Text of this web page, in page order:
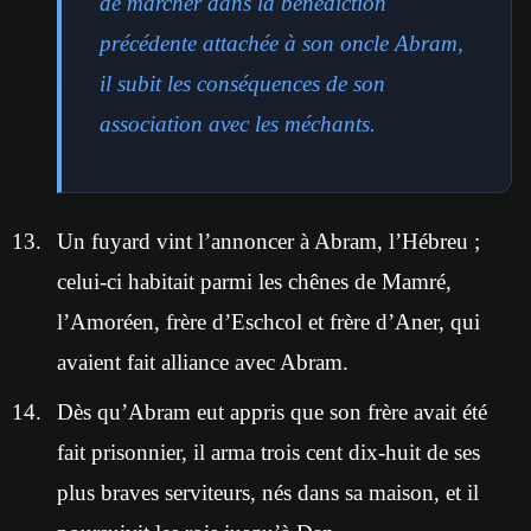
précédente attachée à son oncle Abram,
il subit les conséquences de son
association avec les méchants.
Un fuyard vint l’annoncer à Abram, l’Hébreu ;
celui-ci habitait parmi les chênes de Mamré,
l’Amoréen, frère d’Eschcol et frère d’Aner, qui
avaient fait alliance avec Abram.
Dès qu’Abram eut appris que son frère avait été
fait prisonnier, il arma trois cent dix-huit de ses
plus braves serviteurs, nés dans sa maison, et il